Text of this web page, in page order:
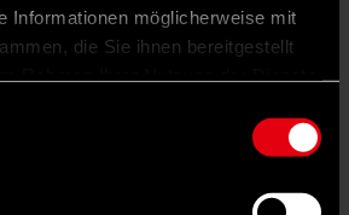
Informationen möglicherweise mit
die Sie ihnen bereitgestellt